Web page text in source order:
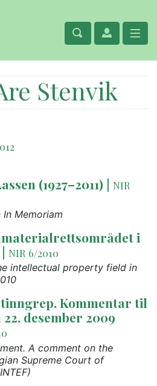
Stenvik
(1927–2011) | NIR
Memoriam
i
| NIR 6/2010
intellectual property field in
Kommentar til
desember 2009
A comment on the
Supreme Court of